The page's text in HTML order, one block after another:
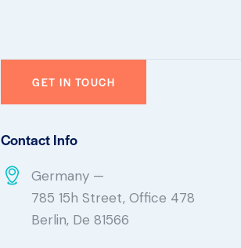
Contact Info
Germany —
785 15h Street, Office 478
Berlin, De 81566